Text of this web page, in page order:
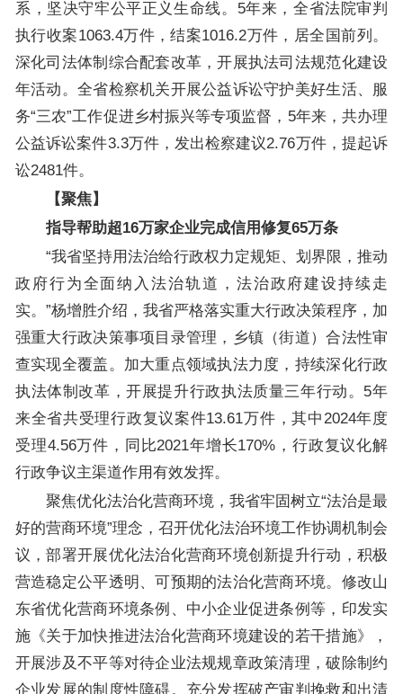
系，坚决守牢公平正义生命线。5年来，全省法院审判
执行收案1063.4万件，结案1016.2万件，居全国前列。
深化司法体制综合配套改革，开展执法司法规范化建设
年活动。全省检察机关开展公益诉讼守护美好生活、服
务“三农”工作促进乡村振兴等专项监督，5年来，共办理
公益诉讼案件3.3万件，发出检察建议2.76万件，提起诉
讼2481件。
【聚焦】
指导帮助超16万家企业完成信用修复65万条
“我省坚持用法治给行政权力定规矩、划界限，推动
政府行为全面纳入法治轨道，法治政府建设持续走
实。”杨增胜介绍，我省严格落实重大行政决策程序，加
强重大行政决策事项目录管理，乡镇（街道）合法性审
查实现全覆盖。加大重点领域执法力度，持续深化行政
执法体制改革，开展提升行政执法质量三年行动。5年
来全省共受理行政复议案件13.61万件，其中2024年度
受理4.56万件，同比2021年增长170%，行政复议化解
行政争议主渠道作用有效发挥。
聚焦优化法治化营商环境，我省牢固树立“法治是最
好的营商环境”理念，召开优化法治环境工作协调机制会
议，部署开展优化法治化营商环境创新提升行动，积极
营造稳定公平透明、可预期的法治化营商环境。修改山
东省优化营商环境条例、中小企业促进条例等，印发实
施《关于加快推进法治化营商环境建设的若干措施》，
开展涉及不平等对待企业法规规章政策清理，破除制约
企业发展的制度性障碍。充分发挥破产审判挽救和出清